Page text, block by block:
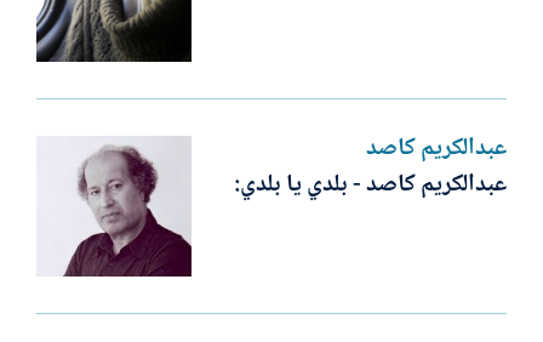
عبدالكريم كاصد
عبدالكريم كاصد - بلدي يا بلدي: